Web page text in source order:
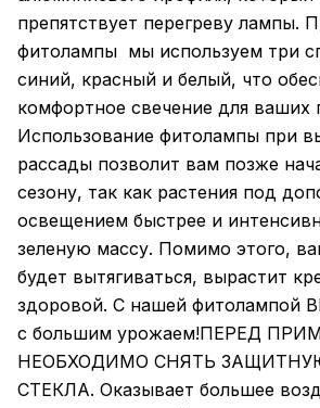
препятствует перегреву лампы.
фитолампы мы используем три
синий, красный и белый, что
комфортное свечение для ваших
Использование фитолампы при
рассады позволит вам позже
сезону, так как растения под
освещением быстрее и
зеленую массу. Помимо этого,
будет вытягиваться, вырастит
здоровой. С нашей фитолампой
с большим урожаем!ПЕРЕД
НЕОБХОДИМО СНЯТЬ
СТЕКЛА. Оказывает большее